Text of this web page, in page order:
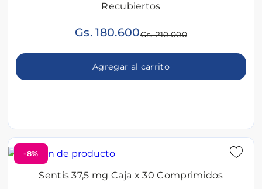
Recubiertos
Gs. 180.600Gs. 210.000
Agregar al carrito
-8%
Sentis 37,5 mg Caja x 30 Comprimidos